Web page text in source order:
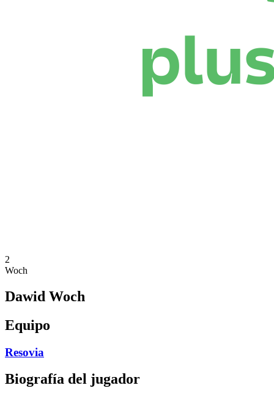
2
Woch
Dawid Woch
Equipo
Resovia
Biografía del jugador